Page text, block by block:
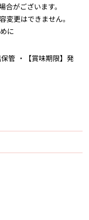
がございます。
変更はできません。
に
保管
【賞味期限】発
、はちみつ/膨張剤、香
麦・卵・乳成分・大豆
は与えないでくださ